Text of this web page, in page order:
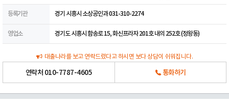
등록기관 경기 시흥시 소상공인과 031-310-2274
영업소 경기도 시흥시 함송로 15, 화신프라자 201호 내의 252호 (정왕동)
대출나라를 보고 연락드렸다고 하시면 보다 상담이 쉬워집니다.
연락처 010-7787-4605 통화하기